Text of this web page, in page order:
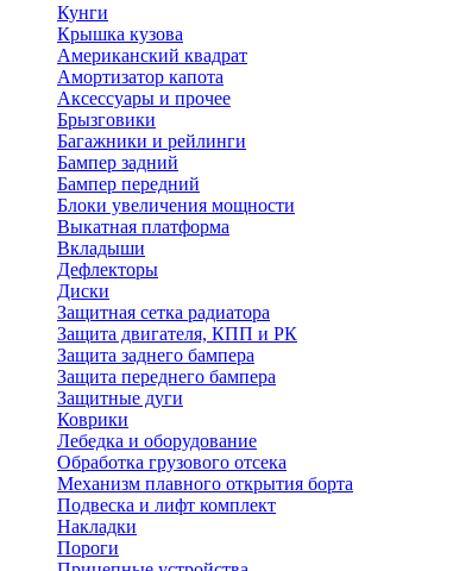
Кунги
Крышка кузова
Американский квадрат
Амортизатор капота
Аксессуары и прочее
Брызговики
Багажники и рейлинги
Бампер задний
Бампер передний
Блоки увеличения мощности
Выкатная платформа
Вкладыши
Дефлекторы
Диски
Защитная сетка радиатора
Защита двигателя, КПП и РК
Защита заднего бампера
Защита переднего бампера
Защитные дуги
Коврики
Лебедка и оборудование
Обработка грузового отсека
Механизм плавного открытия борта
Подвеска и лифт комплект
Накладки
Пороги